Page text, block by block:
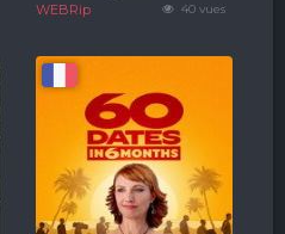
40 vues
WEBRip